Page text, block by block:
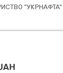
"УКPНAФТА"